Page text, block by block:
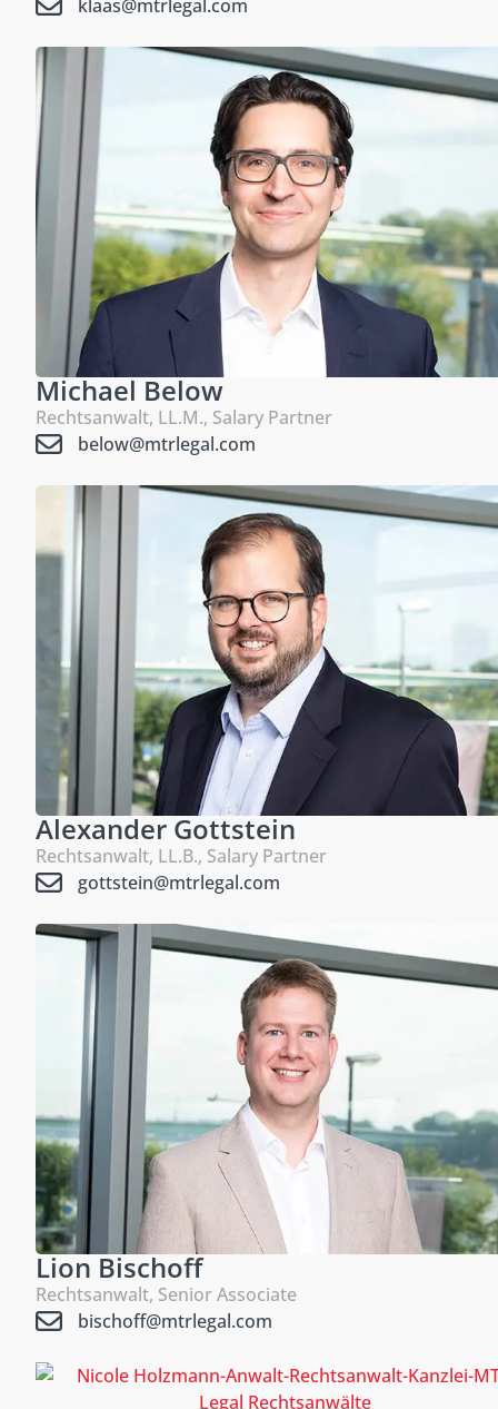
klaas@mtrlegal.com
Michael Below
Rechtsanwalt, LL.M., Salary Partner
below@mtrlegal.com
Alexander Gottstein
Rechtsanwalt, LL.B., Salary Partner
gottstein@mtrlegal.com
Lion Bischoff
Rechtsanwalt, Senior Associate
bischoff@mtrlegal.com